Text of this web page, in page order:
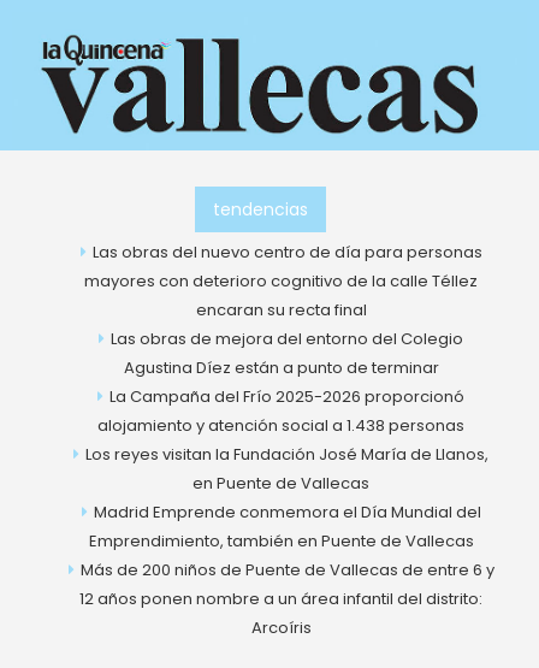
contenido
tendencias
Las obras del nuevo centro de día para personas
mayores con deterioro cognitivo de la calle Téllez
encaran su recta final
Las obras de mejora del entorno del Colegio
Agustina Díez están a punto de terminar
La Campaña del Frío 2025-2026 proporcionó
alojamiento y atención social a 1.438 personas
Los reyes visitan la Fundación José María de Llanos,
en Puente de Vallecas
Madrid Emprende conmemora el Día Mundial del
Emprendimiento, también en Puente de Vallecas
Más de 200 niños de Puente de Vallecas de entre 6 y
12 años ponen nombre a un área infantil del distrito:
Arcoíris